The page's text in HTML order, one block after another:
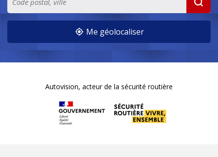
Me géolocaliser
Autovision, acteur de la sécurité routière